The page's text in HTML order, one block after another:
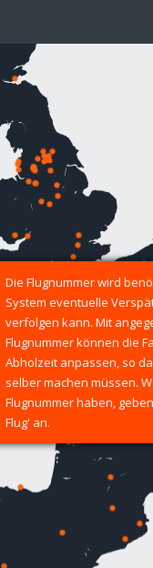
Die Flugnummer wird
System eventuelle
verfolgen kann. Mit
Flugnummer können die
Abholzeit anpassen, so
selber machen müssen.
Flugnummer haben,
Flug' an.